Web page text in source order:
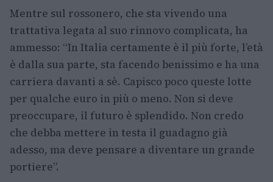
Mentre sul rossonero, che sta vivendo una
trattativa legata al suo rinnovo complicata, ha
ammesso: “In Italia certamente è il più forte, l’età
è dalla sua parte, sta facendo benissimo e ha una
carriera davanti a sè. Capisco poco queste lotte
per qualche euro in più o meno. Non si deve
preoccupare, il futuro è splendido. Non credo
che debba mettere in testa il guadagno già
adesso, ma deve pensare a diventare un grande
portiere”.